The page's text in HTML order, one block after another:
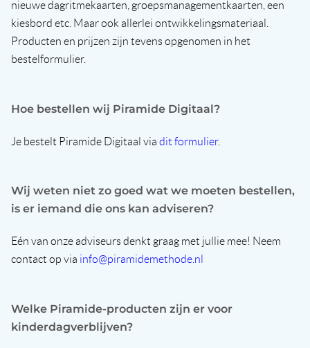
nieuwe dagritmekaarten, groepsmanagementkaarten, een
kiesbord etc. Maar ook allerlei ontwikkelingsmateriaal.
Producten en prijzen zijn tevens opgenomen in het
bestelformulier.
Hoe bestellen wij Piramide Digitaal?
Je bestelt Piramide Digitaal via dit formulier.
Wij weten niet zo goed wat we moeten bestellen,
is er iemand die ons kan adviseren?
Eén van onze adviseurs denkt graag met jullie mee! Neem
contact op via info@piramidemethode.nl
Welke Piramide-producten zijn er voor
kinderdagverblijven?